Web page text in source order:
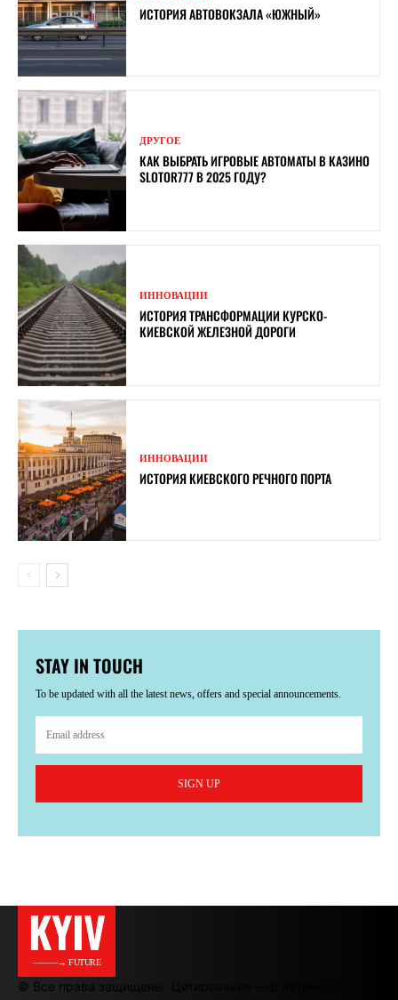
ИСТОРИЯ АВТОВОКЗАЛА «ЮЖНЫЙ»
ДРУГОЕ
КАК ВЫБРАТЬ ИГРОВЫЕ АВТОМАТЫ В КАЗИНО
SLOTOR777 В 2025 ГОДУ?
ИННОВАЦИИ
ИСТОРИЯ ТРАНСФОРМАЦИИ КУРСКО-
КИЕВСКОЙ ЖЕЛЕЗНОЙ ДОРОГИ
ИННОВАЦИИ
ИСТОРИЯ КИЕВСКОГО РЕЧНОГО ПОРТА
STAY IN TOUCH
To be updated with all the latest news, offers and special announcements.
SIGN UP
KYIV
———→ FUTURE
© Все права защищены. Цитирование — с активной